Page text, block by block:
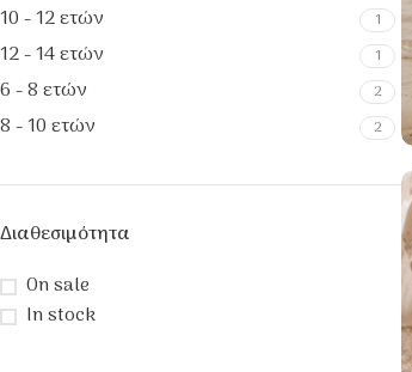
10 - 12 ετών 1
12 - 14 ετών 1
6 - 8 ετών 2
8 - 10 ετών 2
Διαθεσιμότητα
On sale
In stock